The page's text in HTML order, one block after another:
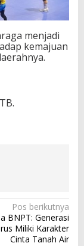
menjadi
kemajuan
Pos berikutnya
BNPT: Generasi
Miliki Karakter
Cinta Tanah Air